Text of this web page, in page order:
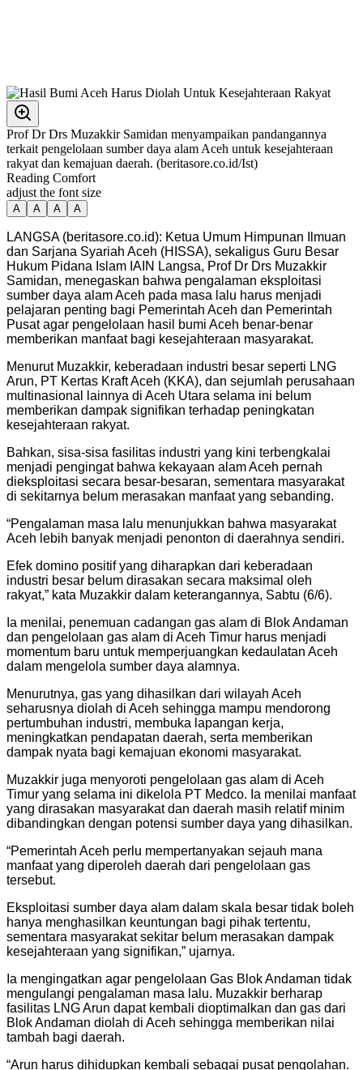
Prof Dr Drs Muzakkir Samidan menyampaikan pandangannya
terkait pengelolaan sumber daya alam Aceh untuk kesejahteraan
rakyat dan kemajuan daerah. (beritasore.co.id/Ist)
Reading Comfort
adjust the font size
A A A A
LANGSA (beritasore.co.id): Ketua Umum Himpunan Ilmuan
dan Sarjana Syariah Aceh (HISSA), sekaligus Guru Besar
Hukum Pidana Islam IAIN Langsa, Prof Dr Drs Muzakkir
Samidan, menegaskan bahwa pengalaman eksploitasi
sumber daya alam Aceh pada masa lalu harus menjadi
pelajaran penting bagi Pemerintah Aceh dan Pemerintah
Pusat agar pengelolaan hasil bumi Aceh benar-benar
memberikan manfaat bagi kesejahteraan masyarakat.
Menurut Muzakkir, keberadaan industri besar seperti LNG
Arun, PT Kertas Kraft Aceh (KKA), dan sejumlah perusahaan
multinasional lainnya di Aceh Utara selama ini belum
memberikan dampak signifikan terhadap peningkatan
kesejahteraan rakyat.
Bahkan, sisa-sisa fasilitas industri yang kini terbengkalai
menjadi pengingat bahwa kekayaan alam Aceh pernah
dieksploitasi secara besar-besaran, sementara masyarakat
di sekitarnya belum merasakan manfaat yang sebanding.
“Pengalaman masa lalu menunjukkan bahwa masyarakat
Aceh lebih banyak menjadi penonton di daerahnya sendiri.
Efek domino positif yang diharapkan dari keberadaan
industri besar belum dirasakan secara maksimal oleh
rakyat,” kata Muzakkir dalam keterangannya, Sabtu (6/6).
Ia menilai, penemuan cadangan gas alam di Blok Andaman
dan pengelolaan gas alam di Aceh Timur harus menjadi
momentum baru untuk memperjuangkan kedaulatan Aceh
dalam mengelola sumber daya alamnya.
Menurutnya, gas yang dihasilkan dari wilayah Aceh
seharusnya diolah di Aceh sehingga mampu mendorong
pertumbuhan industri, membuka lapangan kerja,
meningkatkan pendapatan daerah, serta memberikan
dampak nyata bagi kemajuan ekonomi masyarakat.
Muzakkir juga menyoroti pengelolaan gas alam di Aceh
Timur yang selama ini dikelola PT Medco. Ia menilai manfaat
yang dirasakan masyarakat dan daerah masih relatif minim
dibandingkan dengan potensi sumber daya yang dihasilkan.
“Pemerintah Aceh perlu mempertanyakan sejauh mana
manfaat yang diperoleh daerah dari pengelolaan gas
tersebut.
Eksploitasi sumber daya alam dalam skala besar tidak boleh
hanya menghasilkan keuntungan bagi pihak tertentu,
sementara masyarakat sekitar belum merasakan dampak
kesejahteraan yang signifikan,” ujarnya.
Ia mengingatkan agar pengelolaan Gas Blok Andaman tidak
mengulangi pengalaman masa lalu. Muzakkir berharap
fasilitas LNG Arun dapat kembali dioptimalkan dan gas dari
Blok Andaman diolah di Aceh sehingga memberikan nilai
tambah bagi daerah.
“Arun harus dihidupkan kembali sebagai pusat pengolahan.